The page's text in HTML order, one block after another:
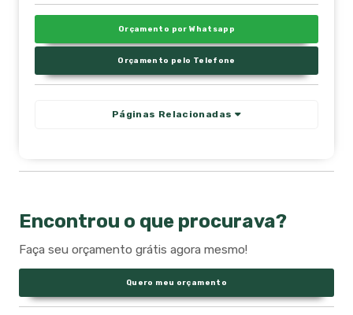
Orçamento por Whatsapp
Orçamento pelo Telefone
Páginas Relacionadas
Encontrou o que procurava?
Faça seu orçamento grátis agora mesmo!
Quero meu orçamento